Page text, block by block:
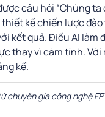
câu hỏi “Chúng
kế chiến lược
kết quả. Điều AI làm
thay vì cảm tính. Với
kể.
chuyên gia công nghệ